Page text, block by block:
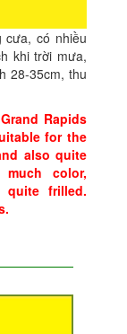
cưa, có nhiều
khi trời mưa,
28-35cm, thu
Rapids
for the
also quite
color,
quite frilled.